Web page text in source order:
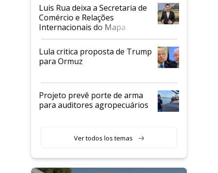
Luis Rua deixa a Secretaria de
Comércio e Relações
Internacionais do Mapa
Lula critica proposta de Trump
para Ormuz
Projeto prevê porte de arma
para auditores agropecuários
Ver todos los temas